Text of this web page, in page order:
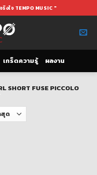
งใจ TEMPO MUSIC "
เกร็ดความรู้ ผลงาน
SHORT FUSE PICCOLO